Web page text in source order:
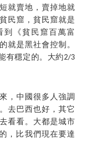
就賣地，賣掉地就
民窟，貧民窟就是
到《貧民窟百萬富
就是黑社會控制。
有穩定的。大約2/3
，中國很多人強調
去巴西也好，其它
看看。大都是城市
，比我們現在要達